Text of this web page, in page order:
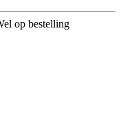
op bestelling